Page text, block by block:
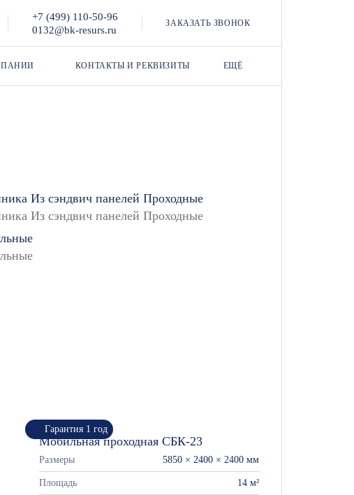
+7 (499) 110-50-96
0132@bk-resurs.ru
ЗАКАЗАТЬ ЗВОНОК
КОНТАКТЫ И РЕКВИЗИТЫ ЕЩЁ
Из сэндвич панелей Проходные
Гарантия 1 год
Мобильная проходная СБК-23
Размеры 5850 × 2400 × 2400 мм
Площадь 14 м²